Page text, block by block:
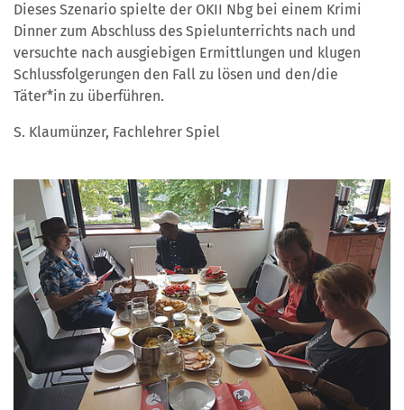
Dieses Szenario spielte der OKII Nbg bei einem Krimi
Dinner zum Abschluss des Spielunterrichts nach und
versuchte nach ausgiebigen Ermittlungen und klugen
Schlussfolgerungen den Fall zu lösen und den/die
Täter*in zu überführen.
S. Klaumünzer, Fachlehrer Spiel